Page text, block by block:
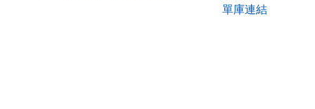
單庫連結